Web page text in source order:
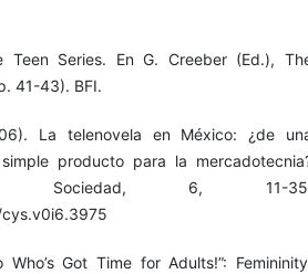
Teen Series. En G. Creeber (Ed.),
41-43). BFI.
La telenovela en México: ¿de
producto para la
y Sociedad, 6, 11-
Got Time for Adults!”: